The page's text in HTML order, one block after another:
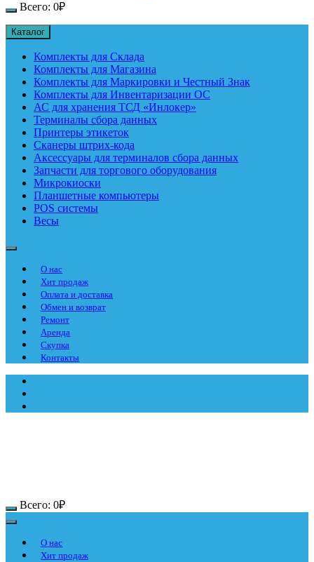
Всего: 0₽
Каталог
Комплекты для Склада
Комплекты для Магазина
Комплекты для Маркировки и Честный Знак
Комплекты для Инвентаризации ОС
АС для хранения ТСД «Инлокер»
Терминалы сбора данных
Принтеры этикеток
Сканеры штрих-кода
Аксессуары для терминалов сбора данных
Запчасти для торгового оборудования
Микрокиоски
Планшетные компьютеры
POS системы
Весы
О нас
Хит продаж
Оплата и доставка
Обмен и возврат
Ремонт
Аренда
Скупка
Контакты
Всего: 0₽
О нас
Хит продаж